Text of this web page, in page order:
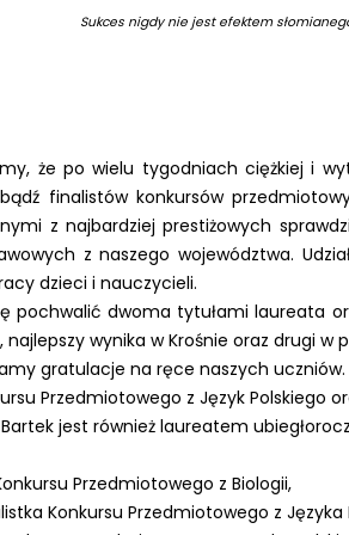
Sukces nigdy nie jest efektem
że po wielu tygodniach ciężkiej i
finalistów konkursów
z najbardziej prestiżowych
z naszego województwa.
dzieci i nauczycieli.
pochwalić dwoma tytułami laureata
wynika w Krośnie oraz drugi w
gratulacje na ręce naszych uczniów.
Przedmiotowego z Język Polskiego
jest również laureatem
Przedmiotowego z Biologii,
Konkursu Przedmiotowego z Języka